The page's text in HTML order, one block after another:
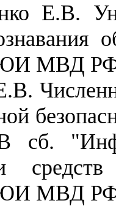
Е.В.
МВД
сб.
МВД